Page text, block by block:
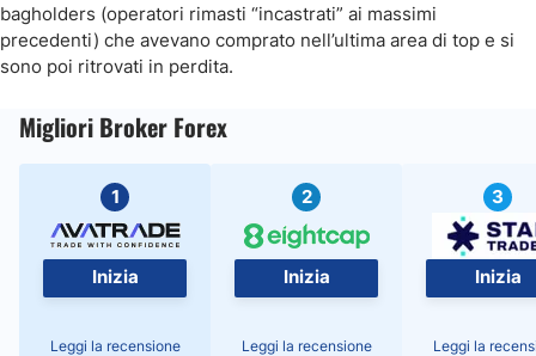
bagholders (operatori rimasti “incastrati” ai massimi
precedenti) che avevano comprato nell’ultima area di top e si
sono poi ritrovati in perdita.
Migliori Broker Forex
1
Inizia
Leggi la recensione
2
Inizia
Leggi la recensione
3
Inizia
Leggi la